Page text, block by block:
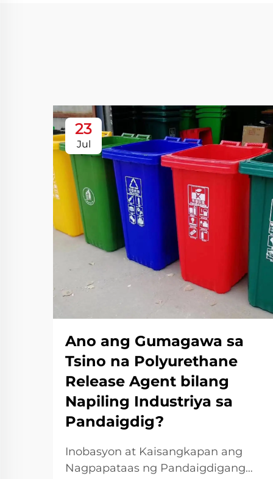
23
Jul
Ano ang Gumagawa sa
Tsino na Polyurethane
Release Agent bilang
Napiling Industriya sa
Pandaigdig?
Inobasyon at Kaisangkapan ang
Nagpapataas ng Pandaigdigang